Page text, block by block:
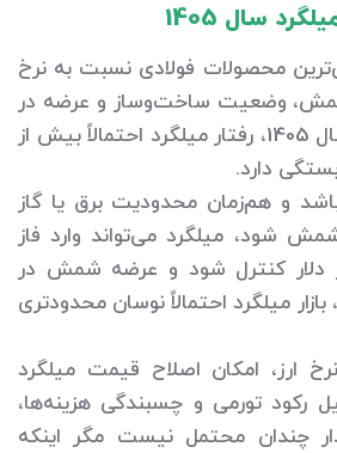
سال 1405
محصولات فولادی نسبت به نرخ
وضعیت ساخت‌وساز و عرضه در
بورس کالا است. در سال 1405، رفتار میلگرد احتمالاً بیش از
دارد.
باشد و هم‌زمان محدودیت برق یا گاز
شود، میلگرد می‌تواند وارد فاز
دلار کنترل شود و عرضه شمش در
میلگرد احتمالاً نوسان محدودتری
ارز، امکان اصلاح قیمت میلگرد
رکود تورمی و چسبندگی هزینه‌ها،
چندان محتمل نیست مگر اینکه